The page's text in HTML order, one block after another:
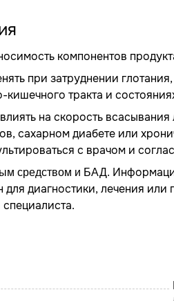
компонентов
при затруднении
тракта и
на скорость
сахарном диабете или
с врачом и
средством и БАД.
для диагностики, лечения